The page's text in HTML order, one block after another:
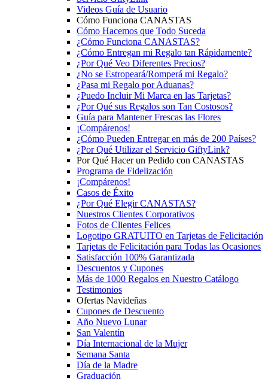
Videos Guía de Usuario
Cómo Funciona CANASTAS
Cómo Hacemos que Todo Suceda
¿Cómo Funciona CANASTAS?
¿Cómo Entregan mi Regalo tan Rápidamente?
¿Por Qué Veo Diferentes Precios?
¿No se Estropeará/Romperá mi Regalo?
¿Pasa mi Regalo por Aduanas?
¿Puedo Incluir Mi Marca en las Tarjetas?
¿Por Qué sus Regalos son Tan Costosos?
Guía para Mantener Frescas las Flores
¡Compárenos!
¿Cómo Pueden Entregar en más de 200 Países?
¿Por Qué Utilizar el Servicio GiftyLink?
Por Qué Hacer un Pedido con CANASTAS
Programa de Fidelización
¡Compárenos!
Casos de Éxito
¿Por Qué Elegir CANASTAS?
Nuestros Clientes Corporativos
Fotos de Clientes Felices
Logotipo GRATUITO en Tarjetas de Felicitación
Tarjetas de Felicitación para Todas las Ocasiones
Satisfacción 100% Garantizada
Descuentos y Cupones
Más de 1000 Regalos en Nuestro Catálogo
Testimonios
Ofertas Navideñas
Cupones de Descuento
Año Nuevo Lunar
San Valentín
Día Internacional de la Mujer
Semana Santa
Día de la Madre
Graduación